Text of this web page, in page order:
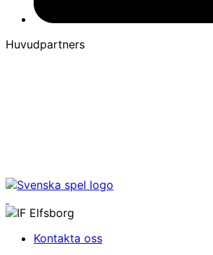
Huvudpartners
Kontakta oss